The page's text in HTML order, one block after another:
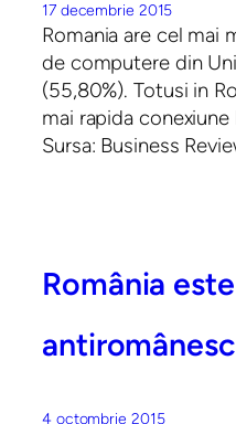
17 decembrie 2015
Romania are cel mai
de computere din
(55,80%). Totusi in
mai rapida
Sursa: Business
România
4 octombrie 2015